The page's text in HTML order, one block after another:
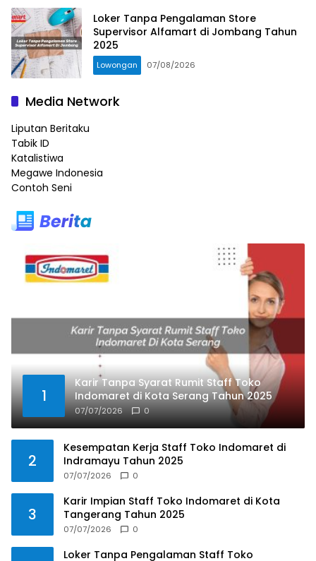
Loker Tanpa Pengalaman Store
Supervisor Alfamart di Jombang Tahun
2025
Lowongan 07/08/2026
Media Network
Liputan Beritaku
Tabik ID
Katalistiwa
Megawe Indonesia
Contoh Seni
1
Karir Tanpa Syarat Rumit Staff Toko
Indomaret di Kota Serang Tahun 2025
07/07/2026 0
2
Kesempatan Kerja Staff Toko Indomaret di
Indramayu Tahun 2025
07/07/2026 0
3
Karir Impian Staff Toko Indomaret di Kota
Tangerang Tahun 2025
07/07/2026 0
Loker Tanpa Pengalaman Staff Toko